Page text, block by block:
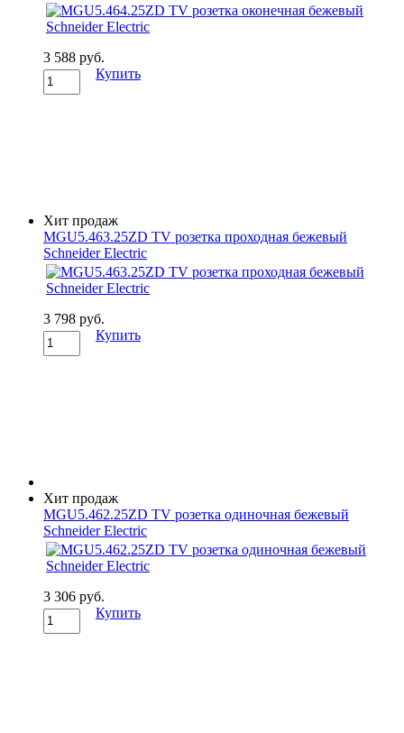
3 588 руб.
Купить
Хит продаж
MGU5.463.25ZD TV розетка проходная бежевый
Schneider Electric
3 798 руб.
Купить
Хит продаж
MGU5.462.25ZD TV розетка одиночная бежевый
Schneider Electric
3 306 руб.
Купить